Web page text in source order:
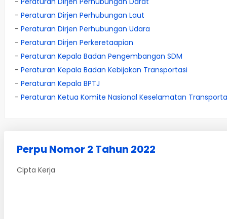
- Peraturan Dirjen Perhubungan Laut
- Peraturan Dirjen Perhubungan Udara
- Peraturan Dirjen Perkeretaapian
- Peraturan Kepala Badan Pengembangan SDM
- Peraturan Kepala Badan Kebijakan Transportasi
- Peraturan Kepala BPTJ
- Peraturan Ketua Komite Nasional Keselamatan
Perpu Nomor 2 Tahun 2022
Cipta Kerja